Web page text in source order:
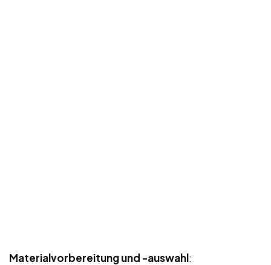
Materialvorbereitung und -auswahl: